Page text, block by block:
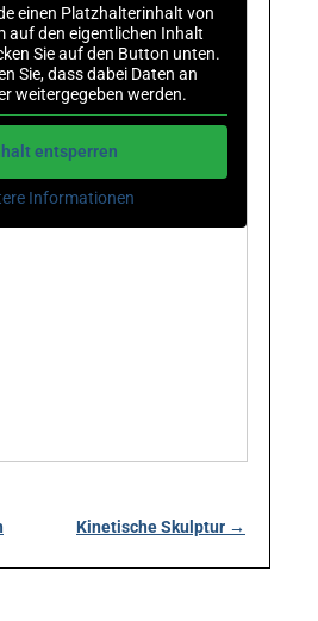
einen Platzhalterinhalt von
auf den eigentlichen Inhalt
Sie auf den Button unten.
Sie, dass dabei Daten an
weitergegeben werden.
entsperren
Informationen
Kinetische Skulptur →